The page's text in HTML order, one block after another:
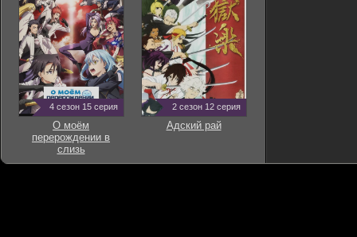
4 сезон 15 серия
О моём
перерождении в
слизь
2 сезон 12 серия
Адский рай